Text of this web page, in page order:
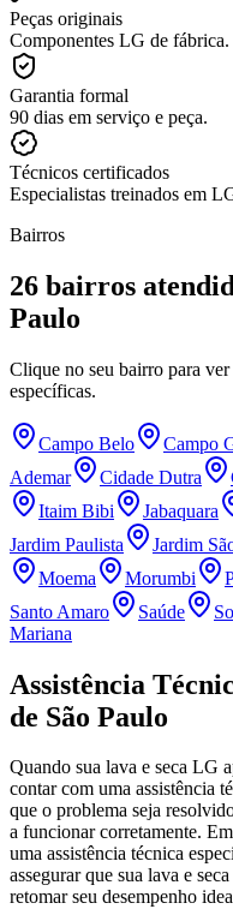
Peças originais
Componentes LG de fábrica.
Garantia formal
90 dias em serviço e peça.
Técnicos certificados
Especialistas treinados em
Bairros
26 bairros
Paulo
Clique no seu bairro para
específicas.
Campo Belo Campo
Ademar
Cidade Dutra
Itaim Bibi
Jabaquara
Jardim Paulista
Jardim
Moema
Morumbi
Santo Amaro
Saúde
Mariana
Assistência
de São Paulo
Quando sua lava e seca LG
contar com uma assistência
que o problema seja
a funcionar corretamente.
uma assistência técnica
assegurar que sua lava e
retomar seu desempenho